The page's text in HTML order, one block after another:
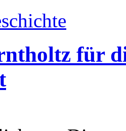
für